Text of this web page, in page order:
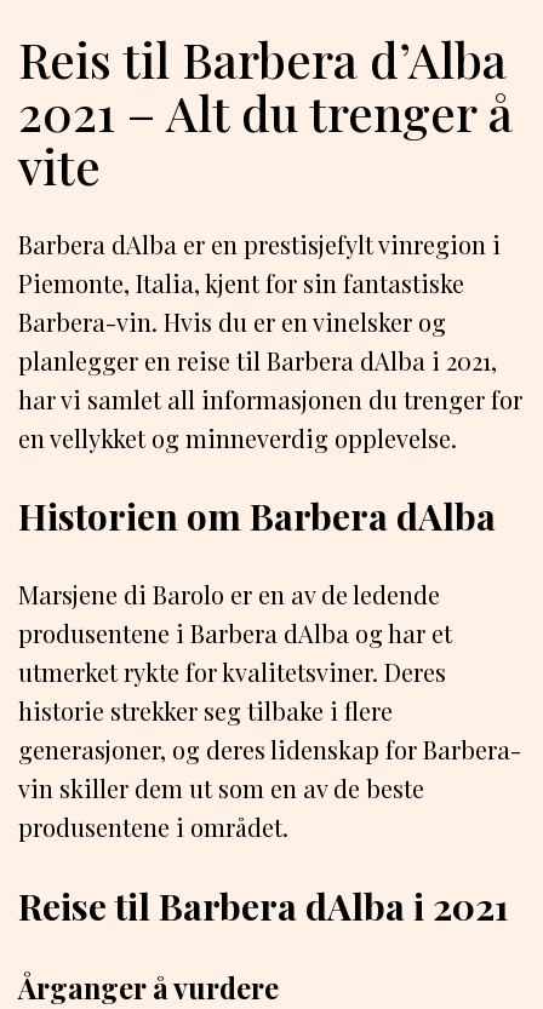
Reis til Barbera d’Alba
2021 – Alt du trenger å
vite
Barbera dAlba er en prestisjefylt vinregion i
Piemonte, Italia, kjent for sin fantastiske
Barbera-vin. Hvis du er en vinelsker og
planlegger en reise til Barbera dAlba i 2021,
har vi samlet all informasjonen du trenger for
en vellykket og minneverdig opplevelse.
Historien om Barbera dAlba
Marsjene di Barolo er en av de ledende
produsentene i Barbera dAlba og har et
utmerket rykte for kvalitetsviner. Deres
historie strekker seg tilbake i flere
generasjoner, og deres lidenskap for Barbera-
vin skiller dem ut som en av de beste
produsentene i området.
Reise til Barbera dAlba i 2021
Årganger å vurdere